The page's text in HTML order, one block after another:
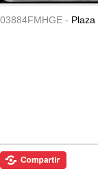
03884FMHGE - Plaza